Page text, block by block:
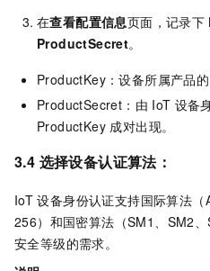
在查看配置信息页面，记录下
ProductSecret。
ProductKey：设备所属产品的
ProductSecret：由 IoT 设备
ProductKey 成对出现。
3.4 选择设备认证算法：
IoT 设备身份认证支持国际算法
256）和国密算法（SM1、SM2
安全等级的需求。